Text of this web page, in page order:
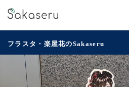
フラスタ・楽屋花のSakaseru